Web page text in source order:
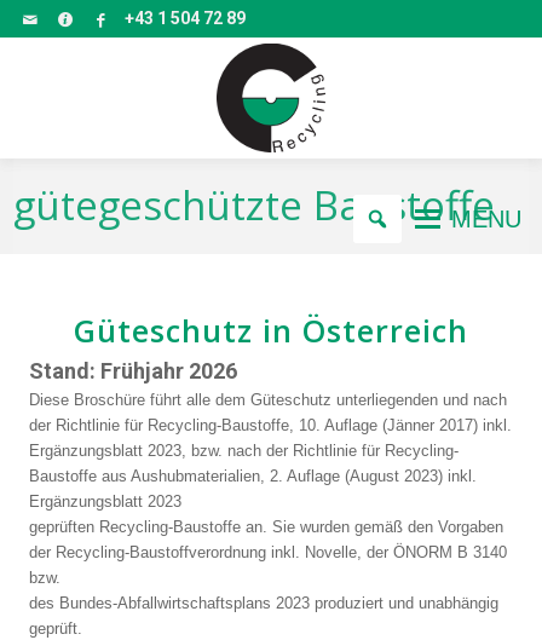
+43 1 504 72 89
MENU
gütegeschützte Baustoffe
Güteschutz in Österreich
Stand: Frühjahr 2026
Diese Broschüre führt alle dem Güteschutz unterliegenden und nach
der Richtlinie für Recycling-Baustoffe, 10. Auflage (Jänner 2017) inkl.
Ergänzungsblatt 2023, bzw. nach der Richtlinie für Recycling-
Baustoffe aus Aushubmaterialien, 2. Auflage (August 2023) inkl.
Ergänzungsblatt 2023
geprüften Recycling-Baustoffe an. Sie wurden gemäß den Vorgaben
der Recycling-Baustoffverordnung inkl. Novelle, der ÖNORM B 3140
bzw.
des Bundes-Abfallwirtschaftsplans 2023 produziert und unabhängig
geprüft.